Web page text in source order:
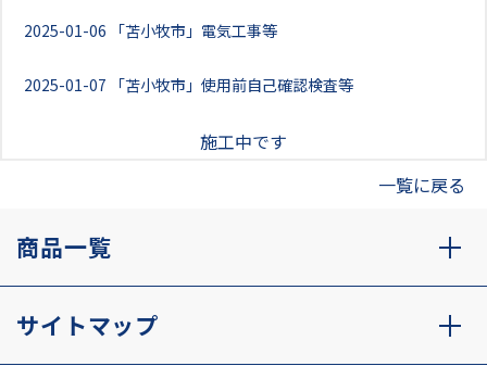
2025-01-06 「苫小牧市」電気工事等
2025-01-07 「苫小牧市」使用前自己確認検査等
施工中です
一覧に戻る
商品一覧
サイトマップ